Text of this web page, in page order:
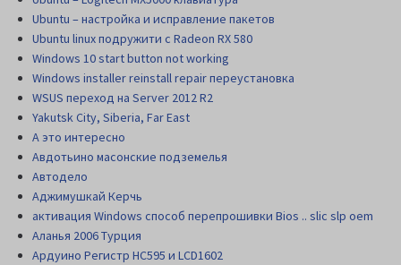
Ubuntu – настройка и исправление пакетов
Ubuntu linux подружити с Radeon RX 580
Windows 10 start button not working
Windows installer reinstall repair переустановка
WSUS переход на Server 2012 R2
Yakutsk City, Siberia, Far East
А это интересно
Авдотьино масонские подземелья
Автодело
Аджимушкай Керчь
активация Windows способ перепрошивки Bios .. slic slp oem
Аланья 2006 Турция
Ардуино Регистр НС595 и LCD1602